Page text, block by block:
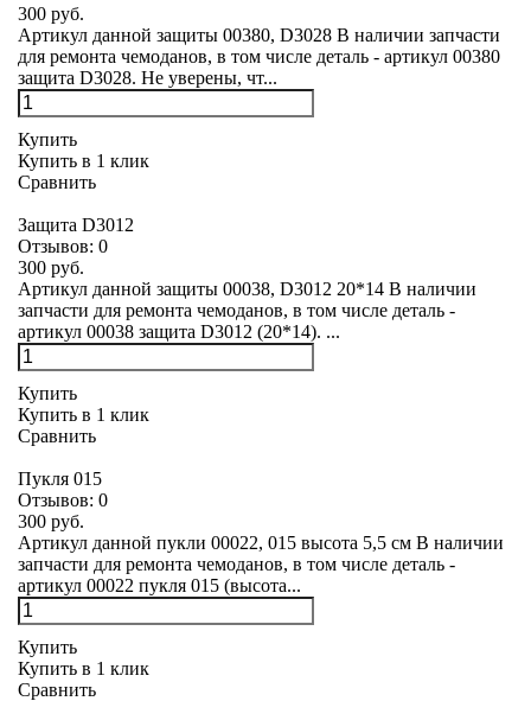
300 руб.
Артикул данной защиты 00380, D3028 В наличии запчасти
для ремонта чемоданов, в том числе деталь - артикул 00380
защита D3028. Не уверены, чт...
Купить
Купить в 1 клик
Сравнить
Защита D3012
Отзывов: 0
300 руб.
Артикул данной защиты 00038, D3012 20*14 В наличии
запчасти для ремонта чемоданов, в том числе деталь -
артикул 00038 защита D3012 (20*14). ...
Купить
Купить в 1 клик
Сравнить
Пукля 015
Отзывов: 0
300 руб.
Артикул данной пукли 00022, 015 высота 5,5 см В наличии
запчасти для ремонта чемоданов, в том числе деталь -
артикул 00022 пукля 015 (высота...
Купить
Купить в 1 клик
Сравнить